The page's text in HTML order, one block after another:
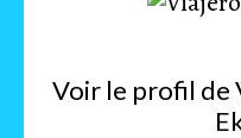
Voir le profil de